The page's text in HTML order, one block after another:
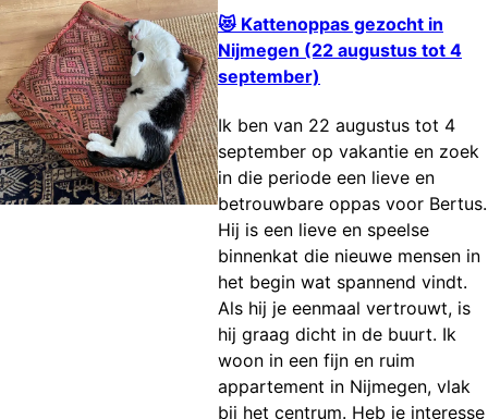
😻 Kattenoppas gezocht in
Nijmegen (22 augustus tot 4
september)
Ik ben van 22 augustus tot 4
september op vakantie en zoek
in die periode een lieve en
betrouwbare oppas voor Bertus.
Hij is een lieve en speelse
binnenkat die nieuwe mensen in
het begin wat spannend vindt.
Als hij je eenmaal vertrouwt, is
hij graag dicht in de buurt. Ik
woon in een fijn en ruim
appartement in Nijmegen, vlak
bij het centrum. Heb je interesse